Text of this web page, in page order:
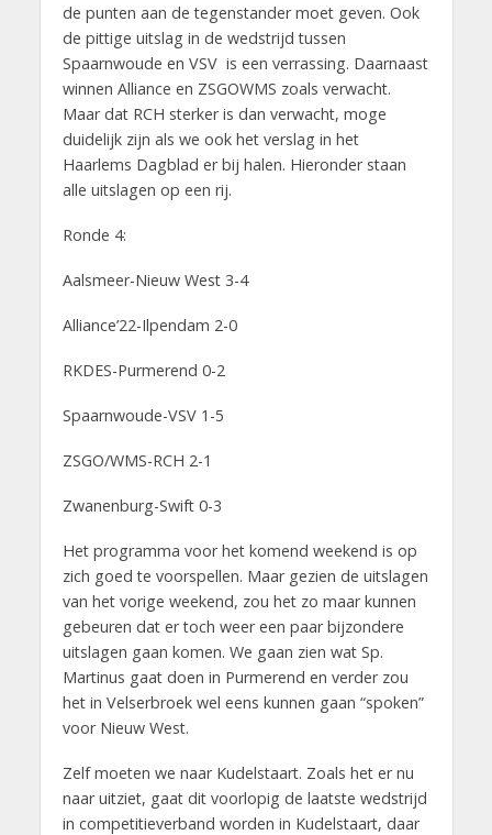
de punten aan de tegenstander moet geven. Ook
de pittige uitslag in de wedstrijd tussen
Spaarnwoude en VSV is een verrassing. Daarnaast
winnen Alliance en ZSGOWMS zoals verwacht.
Maar dat RCH sterker is dan verwacht, moge
duidelijk zijn als we ook het verslag in het
Haarlems Dagblad er bij halen. Hieronder staan
alle uitslagen op een rij.
Ronde 4:
Aalsmeer-Nieuw West 3-4
Alliance’22-Ilpendam 2-0
RKDES-Purmerend 0-2
Spaarnwoude-VSV 1-5
ZSGO/WMS-RCH 2-1
Zwanenburg-Swift 0-3
Het programma voor het komend weekend is op
zich goed te voorspellen. Maar gezien de uitslagen
van het vorige weekend, zou het zo maar kunnen
gebeuren dat er toch weer een paar bijzondere
uitslagen gaan komen. We gaan zien wat Sp.
Martinus gaat doen in Purmerend en verder zou
het in Velserbroek wel eens kunnen gaan “spoken”
voor Nieuw West.
Zelf moeten we naar Kudelstaart. Zoals het er nu
naar uitziet, gaat dit voorlopig de laatste wedstrijd
in competitieverband worden in Kudelstaart, daar